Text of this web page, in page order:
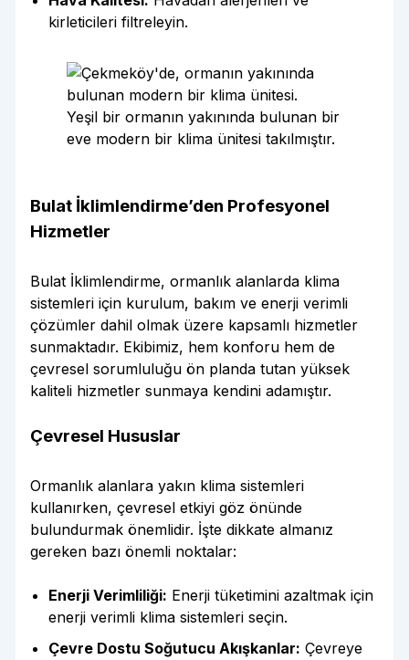
kirleticileri filtreleyin.
Yeşil bir ormanın yakınında bulunan bir
eve modern bir klima ünitesi takılmıştır.
Bulat İklimlendirme’den Profesyonel
Hizmetler
Bulat İklimlendirme, ormanlık alanlarda klima
sistemleri için kurulum, bakım ve enerji verimli
çözümler dahil olmak üzere kapsamlı hizmetler
sunmaktadır. Ekibimiz, hem konforu hem de
çevresel sorumluluğu ön planda tutan yüksek
kaliteli hizmetler sunmaya kendini adamıştır.
Çevresel Hususlar
Ormanlık alanlara yakın klima sistemleri
kullanırken, çevresel etkiyi göz önünde
bulundurmak önemlidir. İşte dikkate almanız
gereken bazı önemli noktalar:
Enerji Verimliliği: Enerji tüketimini azaltmak için
enerji verimli klima sistemleri seçin.
Çevre Dostu Soğutucu Akışkanlar: Çevreye